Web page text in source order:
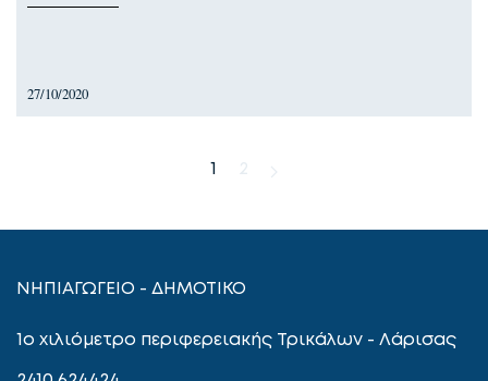
27/10/2020
1 2
ΝΗΠΙΑΓΩΓΕΙΟ - ΔΗΜΟΤΙΚΟ
1ο χιλιόμετρο περιφερειακής Τρικάλων - Λάρισας